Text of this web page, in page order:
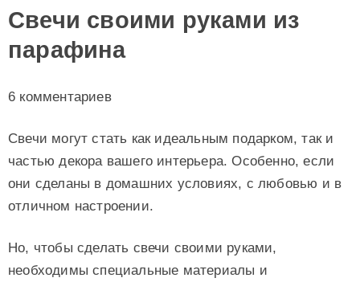
Свечи своими руками из
парафина
6 комментариев
Свечи могут стать как идеальным подарком, так и
частью декора вашего интерьера. Особенно, если
они сделаны в домашних условиях, с любовью и в
отличном настроении.
Но, чтобы сделать свечи своими руками,
необходимы специальные материалы и